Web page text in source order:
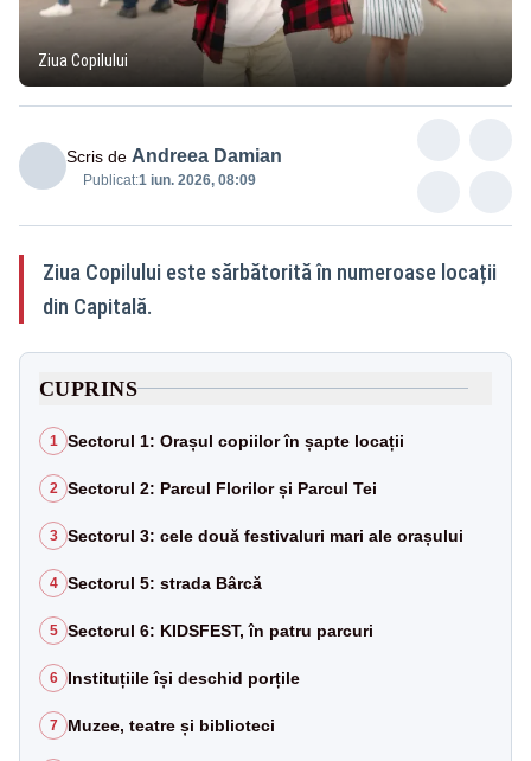
Ziua Copilului
Scris de Andreea Damian
Publicat:1 iun. 2026, 08:09
Ziua Copilului este sărbătorită în numeroase locații
din Capitală.
CUPRINS
1 Sectorul 1: Orașul copiilor în șapte locații
2 Sectorul 2: Parcul Florilor și Parcul Tei
3 Sectorul 3: cele două festivaluri mari ale orașului
4 Sectorul 5: strada Bârcă
5 Sectorul 6: KIDSFEST, în patru parcuri
6 Instituțiile își deschid porțile
7 Muzee, teatre și biblioteci